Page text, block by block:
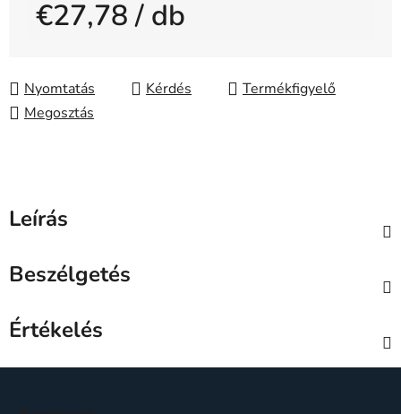
€27,78/ db
Nyomtatás
Kérdés
Megosztás
Leírás
Beszélgetés
Értékelés